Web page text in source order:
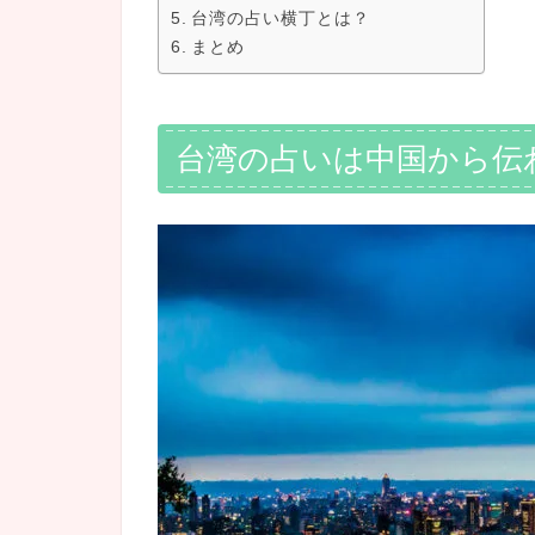
台湾の占い横丁とは？
まとめ
台湾の占いは中国から伝